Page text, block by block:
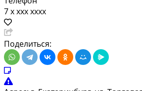
7 x xxx xxxx
Поделиться: